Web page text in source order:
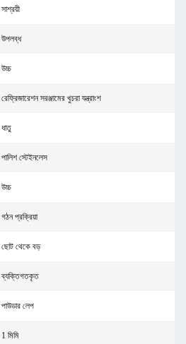
সাশ্রয়ী
উপলব্ধ
উচ্চ
রেফ্রিজারেশন সরঞ্জামের খুচরা যন্ত্রাংশ
ধাতু
পালিশ স্টেইনলেস
উচ্চ
গঠন প্রক্রিয়া
ছোট থেকে বড়
ব্যক্তিগতকৃত
পাউডার লেপ
1 মিমি